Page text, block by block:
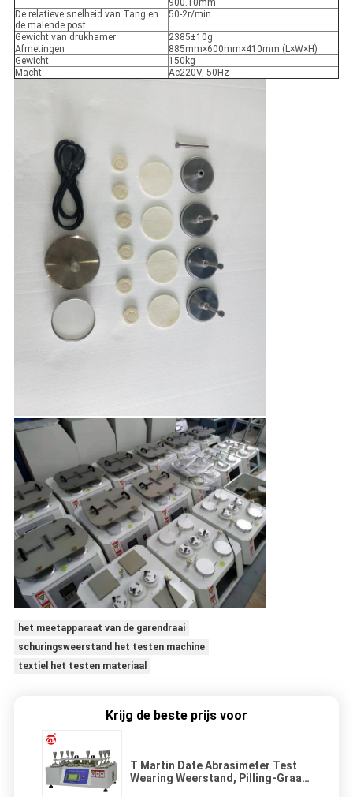
900.10mm
De relatieve snelheid van Tang en
de malende post
50-2r/min
Gewicht van drukhamer
2385±10g
Afmetingen
885mm×600mm×410mm (L×W×H)
Gewicht
150kg
Macht
Ac220V, 50Hz
het meetapparaat van de garendraai
schuringsweerstand het testen machine
textiel het testen materiaal
Krijg de beste prijs voor
T Martin Date Abrasimeter Test
Wearing Weerstand, Pilling-Graad